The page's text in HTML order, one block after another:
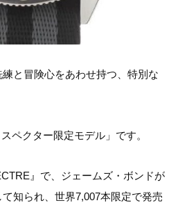
と冒険心をあわせ持つ、特別な
ペクター限定モデル」です。
』で、ジェームズ・ボンドが
知られ、世界7,007本限定で発売